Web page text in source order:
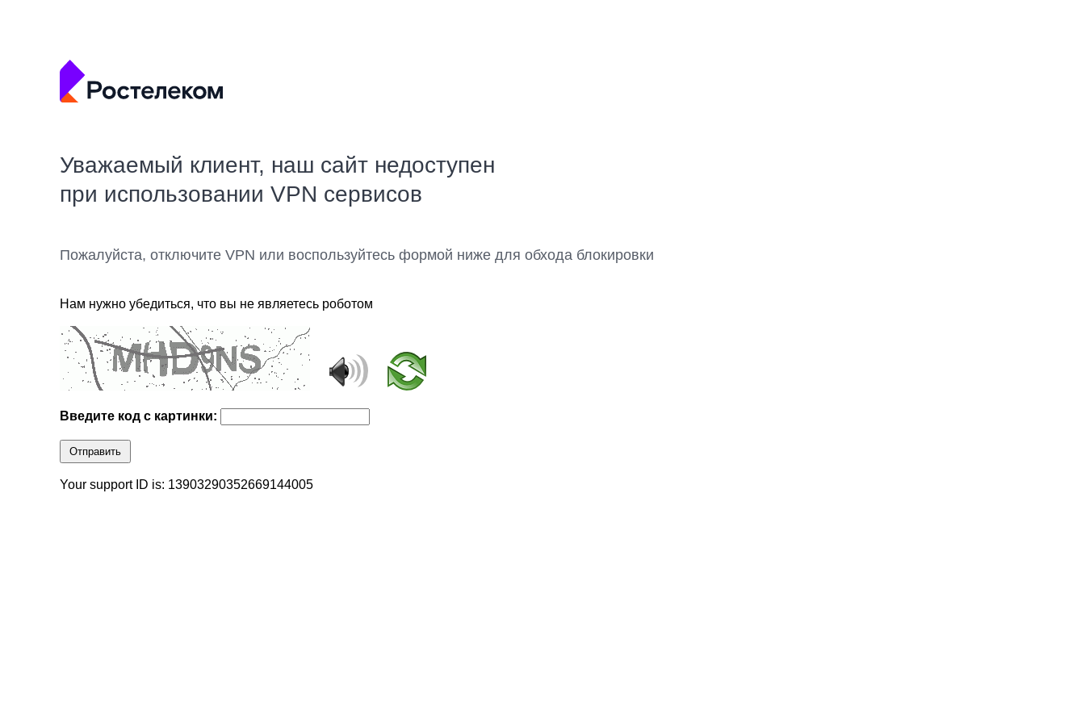
Уважаемый клиент, наш сайт недоступен
при использовании VPN сервисов
Пожалуйста, отключите VPN или воспользуйтесь формой ниже для обхода блокировки
Нам нужно убедиться, что вы не являетесь роботом
Введите код с картинки:
Отправить
Your support ID is: 13903290352669144005